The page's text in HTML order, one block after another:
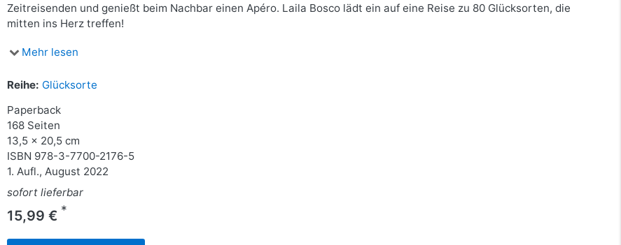
Zeitreisenden und genießt beim Nachbar einen Apéro. Laila Bosco lädt ein auf eine Reise zu 80 Glücksorten, die
mitten ins Herz treffen!
Mehr lesen
Reihe: Glücksorte
Paperback
168 Seiten
13,5 x 20,5 cm
ISBN 978-3-7700-2176-5
1. Aufl., August 2022
sofort lieferbar
15,99 € *